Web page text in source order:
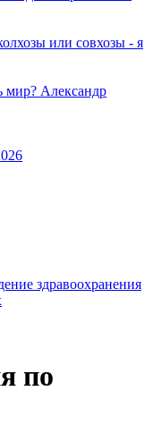
или совхозы - я
мир? Александр
здравоохранения
по